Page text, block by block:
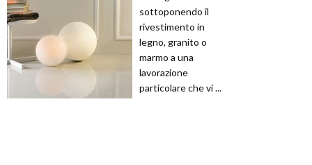
sottoponendo il
rivestimento in
legno, granito o
marmo a una
lavorazione
particolare che vi ...